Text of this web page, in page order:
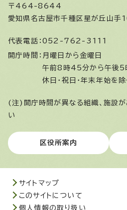
〒464-8644
愛知県名古屋市千種区星が丘山手
代表電話： 052-762-3111
開庁時間： 月曜日から金曜日
午前8時45分から午後5
休日・祝日・年末年始を除
(注)開庁時間が異なる組織、施設
い
区役所案内
サイトマップ
このサイトについて
個人情報の取り扱い